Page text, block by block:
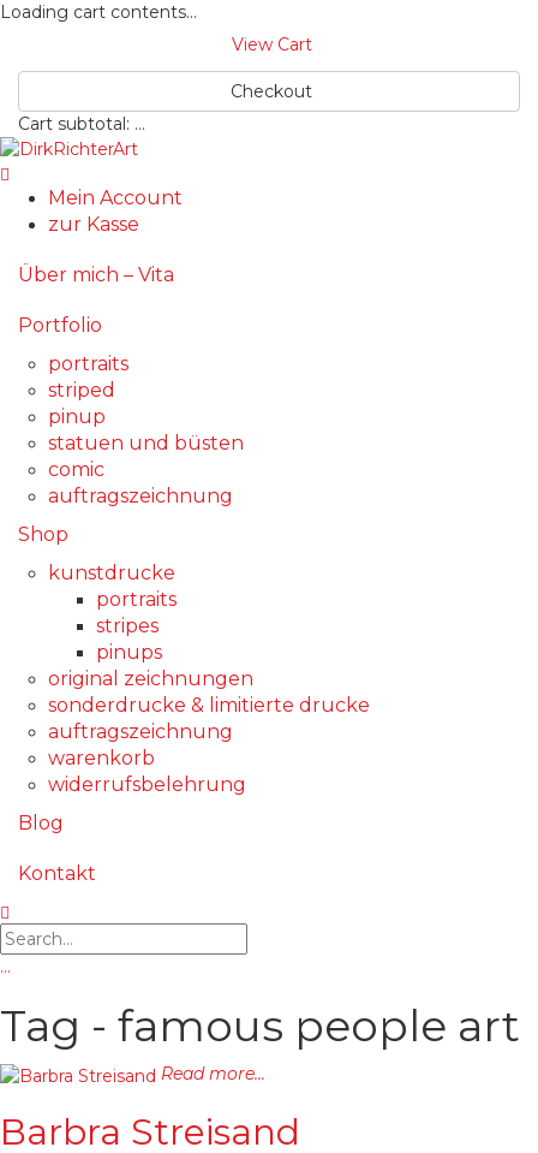
Loading cart contents...
View Cart
Checkout
Cart subtotal: …
Mein Account
zur Kasse
Über mich – Vita
Portfolio
portraits
striped
pinup
statuen und büsten
comic
auftragszeichnung
Shop
kunstdrucke
portraits
stripes
pinups
original zeichnungen
sonderdrucke & limitierte drucke
auftragszeichnung
warenkorb
widerrufsbelehrung
Blog
Kontakt
…
Tag - famous people art
Read more...
Barbra Streisand